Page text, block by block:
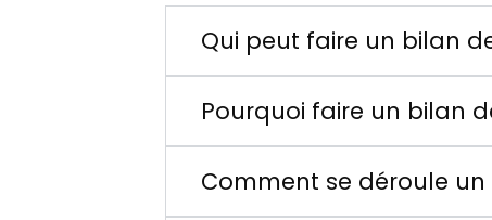
Qui peut faire un bilan
Pourquoi faire un bilan
Comment se déroule